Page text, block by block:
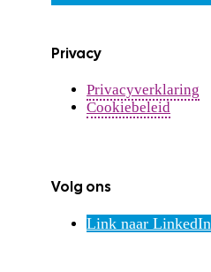
Privacy
Privacyverklaring
Cookiebeleid
Volg ons
Link naar LinkedIn